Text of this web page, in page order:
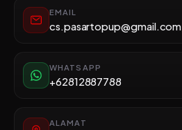
EMAIL
cs.pasartopup@gmail.com
WHATSAPP
+62812887788
ALAMAT